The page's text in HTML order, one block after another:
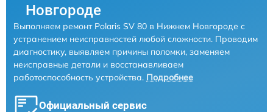
Новгороде
Выполняем ремонт Polaris SV 80 в Нижнем Новгороде с
устранением неисправностей любой сложности. Проводим
диагностику, выявляем причины поломки, заменяем
неисправные детали и восстанавливаем
работоспособность устройства. Подробнее
Официальный сервис